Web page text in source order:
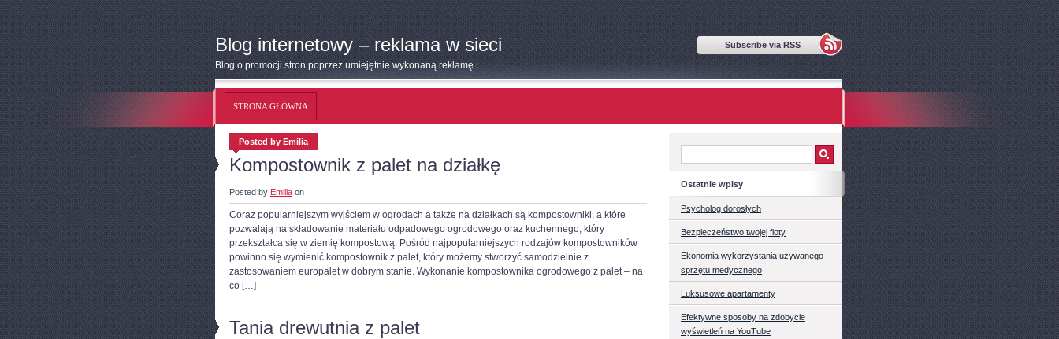
Blog internetowy – reklama w sieci
Blog o promocji stron poprzez umiejętnie wykonaną reklamę
Subscribe via RSS
STRONA GŁÓWNA
Posted by Emilia
Kompostownik z palet na działkę
Posted by Emilia on
Coraz popularniejszym wyjściem w ogrodach a także na działkach są kompostowniki, a które
pozwalają na składowanie materiału odpadowego ogrodowego oraz kuchennego, który
przekształca się w ziemię kompostową. Pośród najpopularniejszych rodzajów kompostowników
powinno się wymienić kompostownik z palet, który możemy stworzyć samodzielnie z
zastosowaniem europalet w dobrym stanie. Wykonanie kompostownika ogrodowego z palet – na
co […]
Tania drewutnia z palet
Ostatnie wpisy
Psycholog dorosłych
Bezpieczeństwo twojej floty
Ekonomia wykorzystania używanego
sprzętu medycznego
Luksusowe apartamenty
Efektywne sposoby na zdobycie
wyświetleń na YouTube